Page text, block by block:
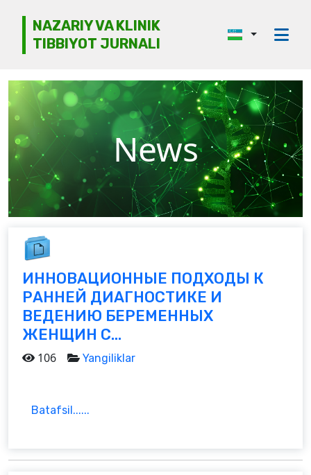
NAZARIY VA KLINIK
TIBBIYOT JURNALI
Tahririyat kengashi
Etika
Ko‘rib chiqish
Mualliflarga
Arxiv
News
ИННОВАЦИОННЫЕ ПОДХОДЫ К
РАННЕЙ ДИАГНОСТИКЕ И
ВЕДЕНИЮ БЕРЕМЕННЫХ
ЖЕНЩИН С...
106 Yangiliklar
Batafsil......